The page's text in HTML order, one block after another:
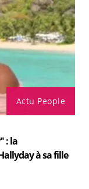
Actu People
: la
à sa fille